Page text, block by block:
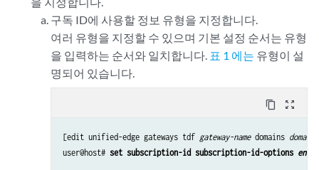
구독 ID에 사용할 정보 유형을 지정합니다.
여러 유형을 지정할 수 있으며 기본 설정 순서는 유형
을 입력하는 순서와 일치합니다. 표 1 에는 유형이 설
명되어 있습니다.
content_copy zoom_out_map
[edit unified-edge gateways tdf gateway-name domains domain-
user@host# set subscription-id subscription-id-options